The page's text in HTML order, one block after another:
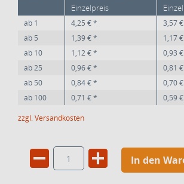
Einzelpreis
ab 1 4,25 € *
3,57 €
ab 5 1,39 € *
1,17 €
ab 10 1,12 € *
0,93 €
ab25 0,96 € *
0,81 €
ab 50 0,84 € *
0,70 €
ab 100 0,71 € *
0,59 €
zzgl. Versandkosten
In den